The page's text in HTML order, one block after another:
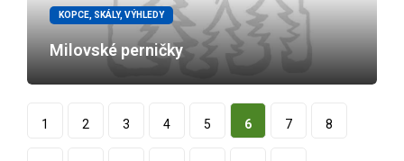
KOPCE, SKÁLY, VÝHLEDY
Milovské perničky
1 2 3 4 5 6 7 8